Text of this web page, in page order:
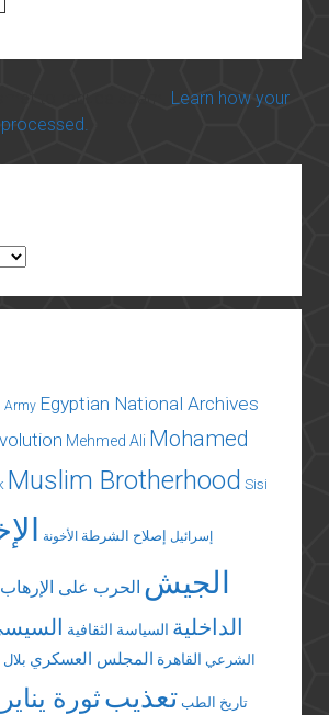
Learn how your
Army Egyptian National Archives
Mehmed Ali Mohamed
Muslim Brotherhood Sisi
إسرائيل إصلاح الشرطة الأخونة
الجيش الحرب على الإرهاب
الداخلية السياسة الثقافية
الشرعي القاهرة المجلس العسكري
تاريخ الطب تعذيبثورة يناير